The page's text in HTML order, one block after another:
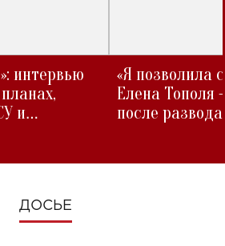
интервью
и
«Я позволила
Елена Тополя
после развода
ДОСЬЕ